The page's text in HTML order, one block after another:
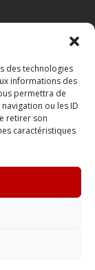
des technologies
informations des
permettra de
ou les ID
retirer son
caractéristiques